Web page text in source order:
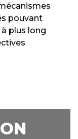
pouvant
à plus long